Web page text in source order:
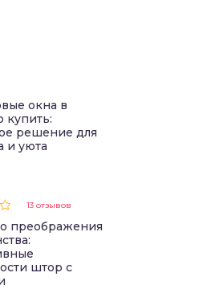
окна в
купить:
решение для
и уюта
13 отзывов
преображения
штор с